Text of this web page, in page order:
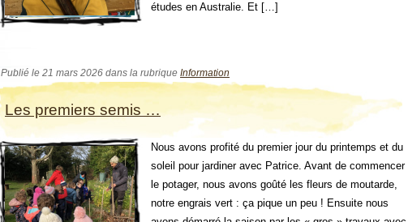
études en Australie. Et […]
Publié le 21 mars 2026 dans la rubrique Information
Les premiers semis …
Nous avons profité du premier jour du printemps et du
soleil pour jardiner avec Patrice. Avant de commencer
le potager, nous avons goûté les fleurs de moutarde,
notre engrais vert : ça pique un peu ! Ensuite nous